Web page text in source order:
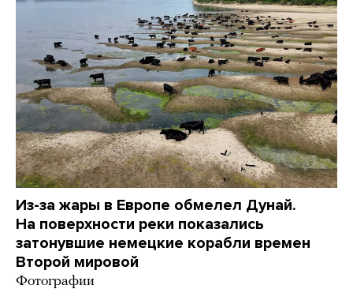
Из-за жары в Европе обмелел Дунай.
На поверхности реки показались
затонувшие немецкие корабли времен
Второй мировой
Фотографии